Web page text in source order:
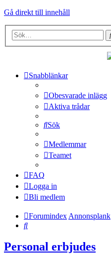
Gå direkt till innehåll
Snabblänkar
Obesvarade inlägg
Aktiva trådar
Sök
Medlemmar
Teamet
FAQ
Logga in
Bli medlem
Forumindex Annonsplank
Sök
Personal erbjudes